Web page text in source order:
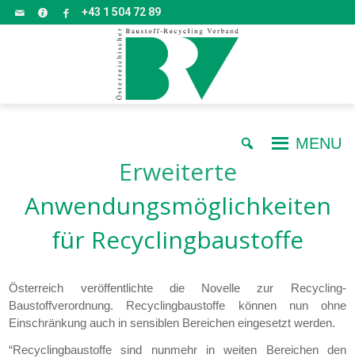
+43 1 504 72 89
MENU
Erweiterte
Anwendungsmöglichkeiten
für Recyclingbaustoffe
Österreich veröffentlichte die Novelle zur Recycling-
Baustoffverordnung. Recyclingbaustoffe können nun ohne
Einschränkung auch in sensiblen Bereichen eingesetzt werden.
“Recyclingbaustoffe sind nunmehr in weiten Bereichen den